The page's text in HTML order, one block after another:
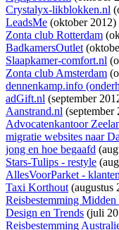
Crystalyx-likblokken.nl
LeadsMe (oktober 2012)
Zonta club Rotterdam
BadkamersOutlet
Slaapkamer-comfort.nl
Zonta club Amsterdam
dennenkamp.info
adGift.nl (september
Aanstrand.nl (september
Advocatenkantoor
migratie websites naar
jong en hoe begaafd
Stars-Tulips - restyle
AllesVoorParket -
Taxi Korthout(augustus
Reisbestemming Midden
Design en Trends (juli
Reisbestemming